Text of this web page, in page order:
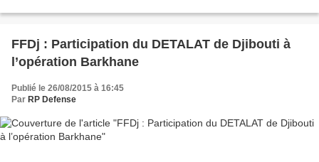
FFDj : Participation du DETALAT de Djibouti à
l’opération Barkhane
Publié le 26/08/2015 à 16:45
Par RP Defense